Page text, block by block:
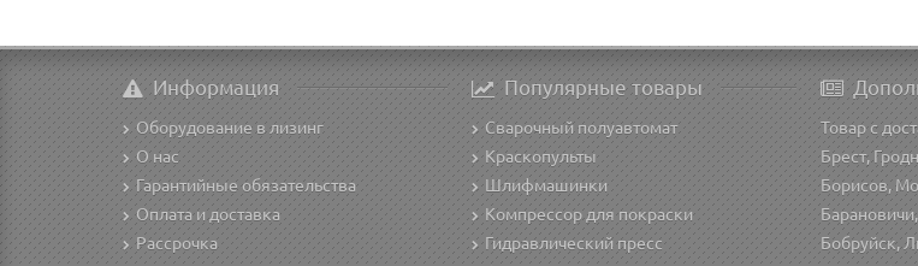
Информация
Оборудование в лизинг
О нас
Гарантийные обязательства
Оплата и доставка
Рассрочка
Популярные товары
Сварочный полуавтомат
Краскопульты
Шлифмашинки
Компрессор для покраски
Гидравлический пресс
Товар с
Брест,
Борисов,
Бобруйск,